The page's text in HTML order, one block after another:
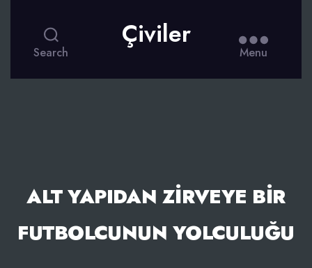
Search
Çiviler
Menu
ALT YAPIDAN ZIRVEYE BIR
FUTBOLCUNUN YOLCULUĞU